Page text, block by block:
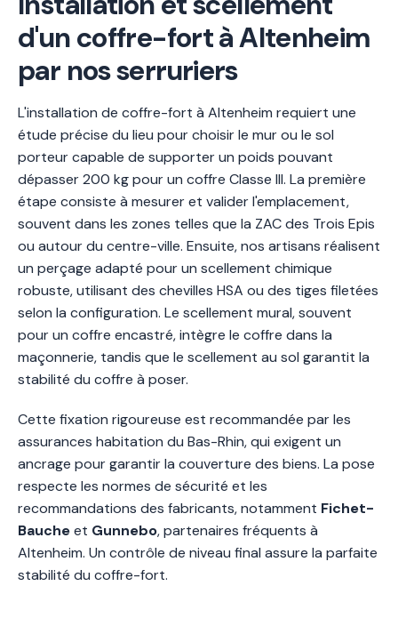
d'un coffre-fort à Altenheim
par nos serruriers
L'installation de coffre-fort à Altenheim requiert une
étude précise du lieu pour choisir le mur ou le sol
porteur capable de supporter un poids pouvant
dépasser 200 kg pour un coffre Classe III. La première
étape consiste à mesurer et valider l'emplacement,
souvent dans les zones telles que la ZAC des Trois Epis
ou autour du centre-ville. Ensuite, nos artisans réalisent
un perçage adapté pour un scellement chimique
robuste, utilisant des chevilles HSA ou des tiges filetées
selon la configuration. Le scellement mural, souvent
pour un coffre encastré, intègre le coffre dans la
maçonnerie, tandis que le scellement au sol garantit la
stabilité du coffre à poser.
Cette fixation rigoureuse est recommandée par les
assurances habitation du Bas-Rhin, qui exigent un
ancrage pour garantir la couverture des biens. La pose
respecte les normes de sécurité et les
recommandations des fabricants, notamment Fichet-
Baucheet Gunnebo, partenaires fréquents à
Altenheim. Un contrôle de niveau final assure la parfaite
stabilité du coffre-fort.